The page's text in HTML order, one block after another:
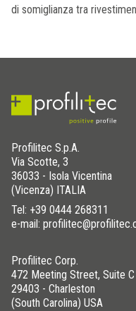
di somiglianza tra
Profilitec S.p.A.
Via Scotte, 3
36033 - Isola Vicentina
(Vicenza) ITALIA
Tel: +39 0444 268311
e-mail:
Profilitec Corp.
472 Meeting Street, Suite
29403 - Charleston
(South Carolina) USA